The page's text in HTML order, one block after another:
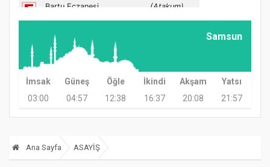
Samsun
İmsak Güneş Öğle İkindi Akşam
Yatsı
03:00
04:57 12:38 16:37 20:08 21:57
Ana Sayfa ASAYİŞ